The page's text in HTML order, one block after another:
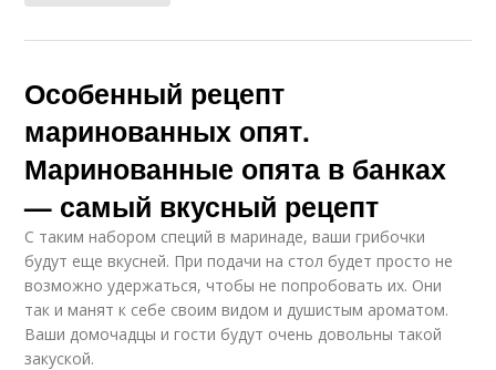
Особенный рецепт
маринованных опят.
Маринованные опята в банках
— самый вкусный рецепт
С таким набором специй в маринаде, ваши грибочки
будут еще вкусней. При подачи на стол будет просто не
возможно удержаться, чтобы не попробовать их. Они
так и манят к себе своим видом и душистым ароматом.
Ваши домочадцы и гости будут очень довольны такой
закуской.